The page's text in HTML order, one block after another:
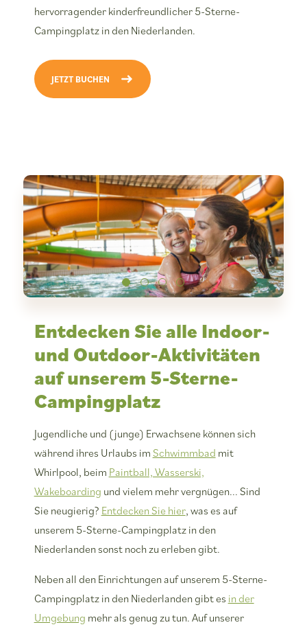
hervorragender kinderfreundlicher 5-Sterne-
Campingplatz in den Niederlanden.
JETZT BUCHEN
Entdecken Sie alle Indoor-
und Outdoor-Aktivitäten
auf unserem 5-Sterne-
Campingplatz
Jugendliche und (junge) Erwachsene können sich
während ihres Urlaubs im Schwimmbad mit
Whirlpool, beim Paintball, Wasserski,
Wakeboarding und vielem mehr vergnügen... Sind
Sie neugierig? Entdecken Sie hier, was es auf
unserem 5-Sterne-Campingplatz in den
Niederlanden sonst noch zu erleben gibt.
Neben all den Einrichtungen auf unserem 5-Sterne-
Campingplatz in den Niederlanden gibt es in der
Umgebung mehr als genug zu tun. Auf unserer